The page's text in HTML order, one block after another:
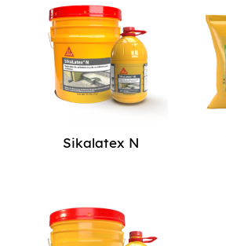
Sikalatex N